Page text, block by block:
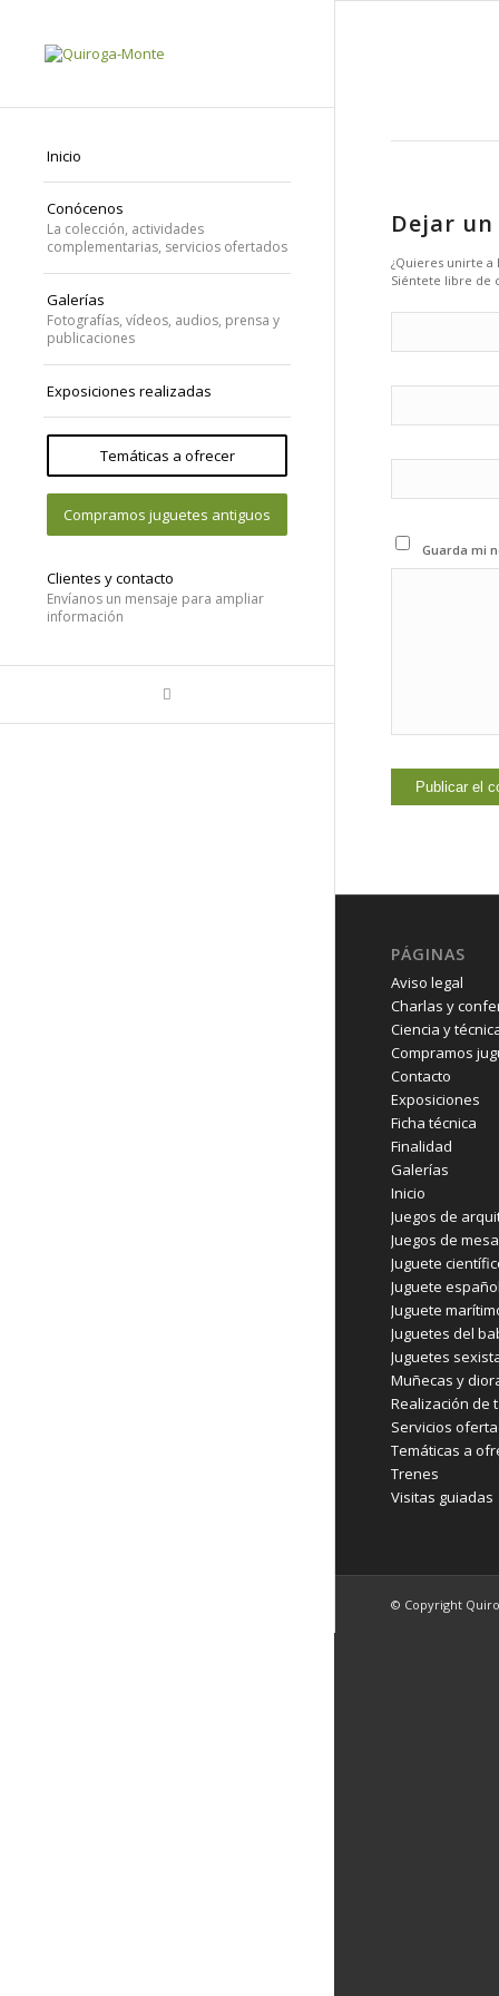
Inicio
Conócenos
La colección, actividades
complementarias, servicios ofertados
Galerías
Fotografías, vídeos, audios, prensa y
publicaciones
Exposiciones realizadas
Temáticas a ofrecer
Compramos juguetes antiguos
Clientes y contacto
Envíanos un mensaje para ampliar
información
Dejar
¿Quieres unirte a
Siéntete libre de
Guarda mi
PÁGINAS
Aviso legal
Charlas y
Ciencia y
Compramos
Contacto
Exposiciones
Ficha técnica
Finalidad
Galerías
Inicio
Juegos de
Juegos de mesa
Juguete
Juguete
Juguete
Juguetes del
Juguetes
Muñecas y
Realización de
Servicios
Temáticas a
Trenes
Visitas guiadas
© Copyright